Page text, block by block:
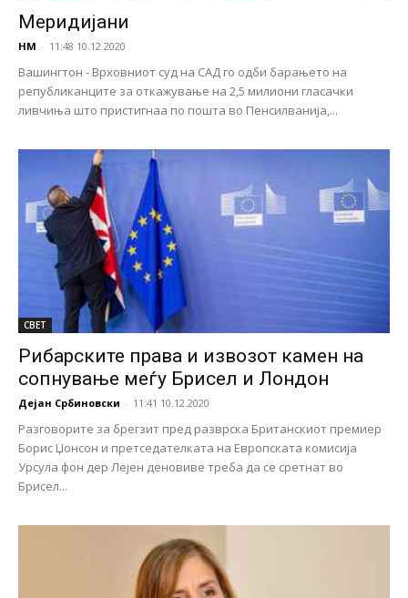
Mеридијани
НМ - 11:48 10.12.2020
Вашингтон - Врховниот суд на САД го одби барањето на
републиканците за откажување на 2,5 милиони гласачки
ливчиња што пристигнаа по пошта во Пенсилванија,...
СВЕТ
Рибарските права и извозот камен на
сопнување меѓу Брисел и Лондон
Дејан Србиновски - 11:41 10.12.2020
Разговорите за брегзит пред разврска Британскиот премиер
Борис Џонсон и претседателката на Европската комисија
Урсула фон дер Лејен деновиве треба да се сретнат во
Брисел...